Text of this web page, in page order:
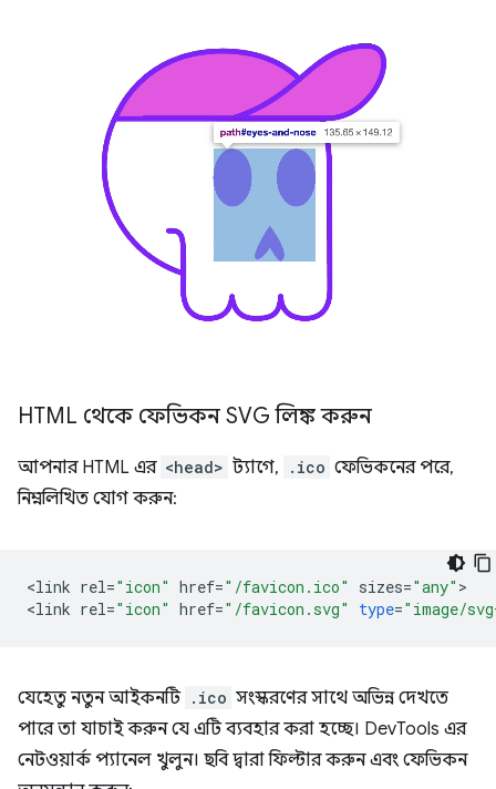
HTML থেকে ফেভিকন SVG লিঙ্ক করুন
আপনার HTML এর <head> ট্যাগে, .ico ফেভিকনের পরে,
নিম্নলিখিত যোগ করুন:
<link rel="icon" href="/favicon.ico" sizes="any" >
<link rel="icon" href="/favicon.svg" type="image/
যেহেতু নতুন আইকনটি .ico সংস্করণের সাথে অভিন্ন দেখতে
পারে তা যাচাই করুন যে এটি ব্যবহার করা হচ্ছে। DevTools এর
নেটওয়ার্ক প্যানেল খুলুন। ছবি দ্বারা ফিল্টার করুন এবং ফেভিকন